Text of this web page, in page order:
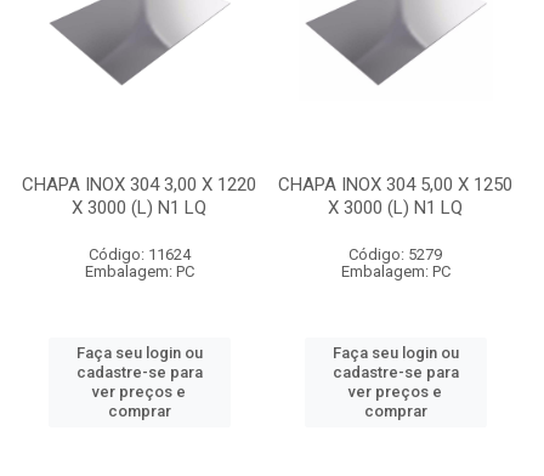
CHAPA INOX 304 3,00 X 1220
X 3000 (L) N1 LQ
Código: 11624
Embalagem: PC
Faça seu login ou
cadastre-se para
ver preços e
comprar
CHAPA INOX 304 5,00 X 1250
X 3000 (L) N1 LQ
Código: 5279
Embalagem: PC
Faça seu login ou
cadastre-se para
ver preços e
comprar